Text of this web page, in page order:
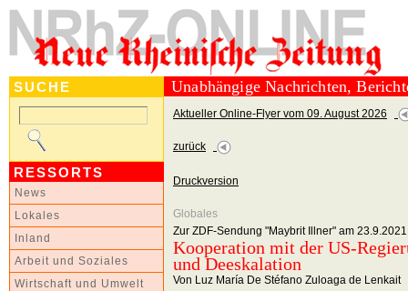
SUCHE
RESSORTS
News
Lokales
Inland
Arbeit und Soziales
Wirtschaft und Umwelt
Unabhängige Nachrichten,
Aktueller Online-Flyer vom 09. August 2026
zurück
Druckversion
Globales
Zur ZDF-Sendung "Maybrit Illner" am 23.9.2021
Kooperation mit der US-
und Deeskalation
Von Luz María De Stéfano Zuloaga de Lenkait